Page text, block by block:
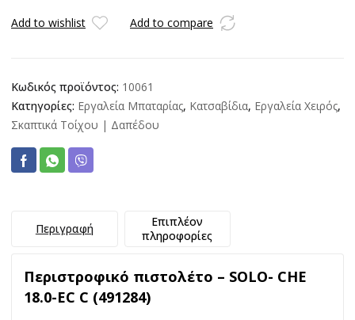
Add to wishlist Add to compare
Κωδικός προϊόντος: 10061
Κατηγορίες: Εργαλεία Μπαταρίας, Κατσαβίδια, Εργαλεία Χειρός,
Σκαπτικά Τοίχου | Δαπέδου
Περιγραφή
Επιπλέον
πληροφορίες
Περιστροφικό πιστολέτο – SOLO- CHE
18.0-EC C (491284)